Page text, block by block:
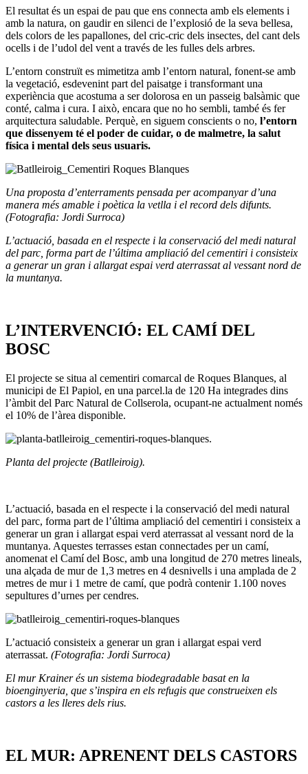
El resultat és un espai de pau que ens connecta amb els elements i
amb la natura, on gaudir en silenci de l’explosió de la seva bellesa,
dels colors de les papallones, del cric-cric dels insectes, del cant dels
ocells i de l’udol del vent a través de les fulles dels arbres.
L’entorn construït es mimetitza amb l’entorn natural, fonent-se amb
la vegetació, esdevenint part del paisatge i transformant una
experiència que acostuma a ser dolorosa en un passeig balsàmic que
conté, calma i cura. I això, encara que no ho sembli, també és fer
arquitectura saludable. Perquè, en siguem conscients o no, l’entorn
que dissenyem té el poder de cuidar, o de malmetre, la salut
física i mental dels seus usuaris.
Una proposta d’enterraments pensada per acompanyar d’una
manera més amable i poètica la vetlla i el record dels difunts.
(Fotografia: Jordi Surroca)
L’actuació, basada en el respecte i la conservació del medi natural
del parc, forma part de l’última ampliació del cementiri i consisteix
a generar un gran i allargat espai verd aterrassat al vessant nord de
la muntanya.
L’INTERVENCIÓ: EL CAMÍ DEL
BOSC
El projecte se situa al cementiri comarcal de Roques Blanques, al
municipi de El Papiol, en una parcel.la de 120 Ha integrades dins
l’àmbit del Parc Natural de Collserola, ocupant-ne actualment només
el 10% de l’àrea disponible.
Planta del projecte (Batlleiroig).
L’actuació, basada en el respecte i la conservació del medi natural
del parc, forma part de l’última ampliació del cementiri i consisteix a
generar un gran i allargat espai verd aterrassat al vessant nord de la
muntanya. Aquestes terrasses estan connectades per un camí,
anomenat el Camí del Bosc, amb una longitud de 270 metres lineals,
una alçada de mur de 1,3 metres en 4 desnivells i una amplada de 2
metres de mur i 1 metre de camí, que podrà contenir 1.100 noves
sepultures d’urnes per cendres.
L’actuació consisteix a generar un gran i allargat espai verd
aterrassat. (Fotografia: Jordi Surroca)
El mur Krainerés un sistema biodegradable basat en la
bioenginyeria, que s’inspira en els refugis que construeixen els
castors a les lleres dels rius.
EL MUR: APRENENT DELS CASTORS